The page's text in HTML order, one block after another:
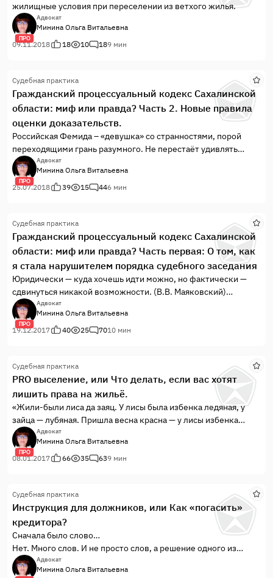
жилищные условия при переселении из ветхого жилья.
ПРО
Адвокат
Минина Ольга Витальевна
09.11.2018
18 10 189 мин
Судебная практика
Гражданский процессуальный кодекс Сахалинской
области: миф или правда? Часть 2. Новые правила
оценки доказательств.
Российская Фемида – «девушка» со странностями, порой
переходящими грань разумного. Не перестаёт удивлять
«изобретательность» и «нестандартность мышления» её
служителей! Как ловко они лавируют среди самых простых
норм закона при полной и безоговорочной поддержке
иной смысл, как будто она говорит всем своим видом: ничего
не вижу, никого не слышу, ничего не решаю.
ПРО
Адвокат
Минина Ольга Витальевна
25.07.2018
39 15 446 мин
Судебная практика
Гражданский процессуальный кодекс Сахалинской
области: миф или правда? Часть первая: О том, как
я стала нарушителем порядка судебного заседания
Юридически — куда хочешь идти можно, но фактически —
сдвинуться никакой возможности. (В.В. Маяковский)
Ситуация, о которой я хочу рассказать, является, в общем-то,
типичной для российской судебной системы последних лет.
Упразднение судебного процесса, отсутствие какой-либо
злоупотреблению со стороны судейского сообщества. Но
таких причудливых нарушений закона в одном деле в моей
практике ещё не было.
ПРО
Адвокат
Минина Ольга Витальевна
19.12.2017
40 25 7010 мин
Судебная практика
PRO выселение, или Что делать, если вас хотят
лишить права на жильё.
«Жили-были лиса да заяц. У лисы была избенка ледяная, у
зайца — лубяная. Пришла весна красна — у лисы избенка
растаяла, а у зайца стоит по-старому.
Вот лиса и попросилась у него переночевать, да его из
избенки и выгнала…»
вам хочу рассказать. Собственно, и закончилась она так же,
как в сказке – благополучно и поучительно….
ПРО
Адвокат
Минина Ольга Витальевна
08.01.2017
66 35 639 мин
Судебная практика
Инструкция для должников, или Как «погасить»
кредитора?
Сначала было слово…
Нет. Много слов. И не просто слов, а решение одного из
районных судов Хабаровского края о взыскании с моей
будущей доверительницы долга по договору займа (с учетом
Адвокат
Минина Ольга Витальевна